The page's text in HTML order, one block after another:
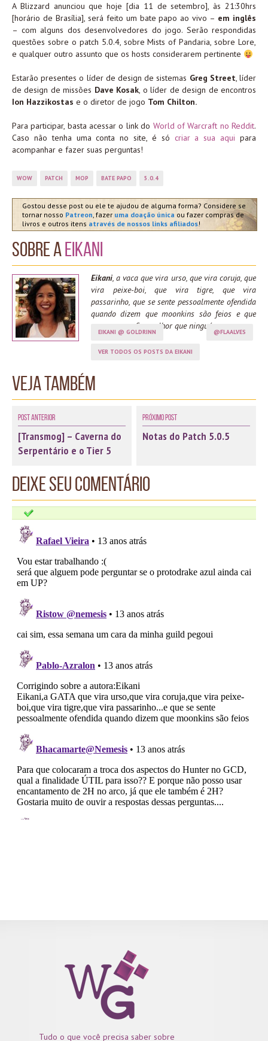
A Blizzard anunciou que hoje [dia 11 de setembro], às 21:30hrs
[horário de Brasília], será feito um bate papo ao vivo – em inglês
– com alguns dos desenvolvedores do jogo. Serão respondidas
questões sobre o patch 5.0.4, sobre Mists of Pandaria, sobre Lore,
e qualquer outro assunto que os hosts considerarem pertinente
Estarão presentes o líder de design de sistemas Greg Street, líder
de design de missões Dave Kosak, o líder de design de encontros
Ion Hazzikostas e o diretor de jogo Tom Chilton.
Para participar, basta acessar o link do World of Warcraft no Reddit.
Caso não tenha uma conta no site, é só criar a sua aqui para
acompanhar e fazer suas perguntas!
WOW PATCH MOP BATE PAPO 5.0.4
Gostou desse post ou ele te ajudou de alguma forma? Considere se
tornar nosso Patreon, fazer uma doação única ou fazer compras de
livros e outros itens através de nossos links afiliados!
Sobre aEikani
Eikani, a vaca que vira urso, que vira coruja, que
vira peixe-boi, que vira tigre, que vira
passarinho, que se sente pessoalmente ofendida
quando dizem que moonkins são feios e que
spama moonfire melhor que ninguém.
EIKANI @ GOLDRINN @FLAALVES
VER TODOS OS POSTS DA EIKANI
Veja também
Post Anterior
[Transmog] – Caverna do
Serpentário e o Tier 5
Próximo Post
Notas do Patch 5.0.5
Deixe seu comentário
Tudo o que você precisa saber sobre